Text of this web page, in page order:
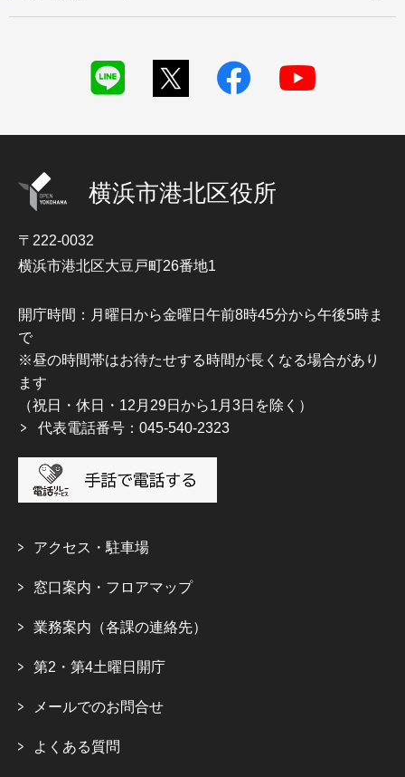
横浜市港北区役所
〒222-0032
横浜市港北区大豆戸町26番地1
開庁時間：月曜日から金曜日午前8時45分から午後5時ま
で
※昼の時間帯はお待たせする時間が長くなる場合があり
ます
（祝日・休日・12月29日から1月3日を除く）
代表電話番号：045-540-2323
アクセス・駐車場
窓口案内・フロアマップ
業務案内（各課の連絡先）
第2・第4土曜日開庁
メールでのお問合せ
よくある質問